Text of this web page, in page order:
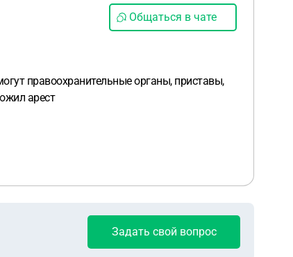
Общаться в чате
правоохранительные органы, приставы,
арест
Задать свой вопрос